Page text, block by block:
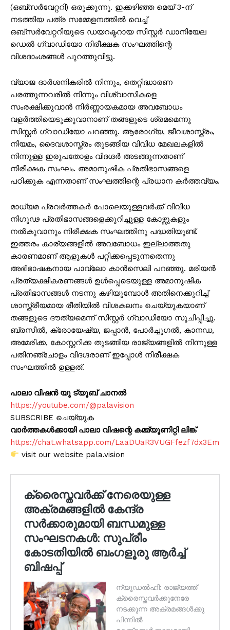
(ഒബ്സര്‍വേറ്ററി) ഒരുക്കുന്നു. ഇക്കഴിഞ്ഞ മെയ് 3-ന്
നടത്തിയ പത്ര സമ്മേളനത്തില്‍ വെച്ച്
ഒബ്സര്‍വേറ്ററിയുടെ ഡയറക്ടറായ സിസ്റ്റര്‍ ഡാനിയേല
ഡെല്‍ ഗ്വാഡിയോ നിരീക്ഷക സംഘത്തിന്റെ
വിശദാംശങ്ങള്‍ പുറത്തുവിട്ടു.
വ്യാജ ദാര്‍ശനികരില്‍ നിന്നും, തെറ്റിദ്ധാരണ
പരത്തുന്നവരില്‍ നിന്നും വിശ്വാസികളെ
സംരക്ഷിക്കുവാന്‍ നിര്‍ണ്ണായകമായ അവബോധം
വളര്‍ത്തിയെടുക്കുവാനാണ് തങ്ങളുടെ ശ്രമമെന്നു
സിസ്റ്റര്‍ ഗ്വാഡിയോ പറഞ്ഞു. ആരോഗ്യ, ജീവശാസ്ത്രം,
നിയമം, ദൈവശാസ്ത്രം തുടങ്ങിയ വിവിധ മേഖലകളില്‍
നിന്നുള്ള ഇരുപതോളം വിദഗ്ദര്‍ അടങ്ങുന്നതാണ്
നിരീക്ഷക സംഘം. അമാനുഷിക പ്രതിഭാസങ്ങളെ
പഠിക്കുക എന്നതാണ് സംഘത്തിന്റെ പ്രധാന കര്‍ത്തവ്യം.
മാധ്യമ പ്രവര്‍ത്തകര്‍ പോലെയുള്ളവര്‍ക്ക് വിവിധ
നിഗൂഢ പ്രതിഭാസങ്ങളെക്കുറിച്ചുള്ള കോഴ്സുകളും
നല്‍കുവാനും നിരീക്ഷക സംഘത്തിനു പദ്ധതിയുണ്ട്.
ഇത്തരം കാര്യങ്ങളില്‍ അവബോധം ഇല്ലാത്തതു
കാരണമാണ് ആളുകള്‍ പറ്റിക്കപ്പെടുന്നതെന്നു
അഭിഭാഷകനായ പാവ്ലോ കാന്‍സെലി പറഞ്ഞു. മരിയന്‍
പ്രത്യക്ഷീകരണങ്ങള്‍ ഉള്‍പ്പെടെയുള്ള അമാനുഷിക
പ്രതിഭാസങ്ങള്‍ നടന്നു കഴിയുമ്പോള്‍ അതിനെക്കുറിച്ച്
ശാസ്ത്രീയമായ രീതിയില്‍ വിശകലനം ചെയ്യുകയാണ്
തങ്ങളുടെ ദൗത്യമെന്ന്‍ സിസ്റ്റര്‍ ഗ്വാഡിയോ സൂചിപ്പിച്ചു.
ബ്രസീല്‍, ക്രോയേഷ്യ, ജപ്പാന്‍, പോര്‍ച്ചുഗല്‍, കാനഡ,
അമേരിക്ക, കോസ്റ്ററിക്ക തുടങ്ങിയ രാജ്യങ്ങളില്‍ നിന്നുള്ള
പതിനഞ്ചോളം വിദഗ്ദരാണ് ഇപ്പോള്‍ നിരീക്ഷക
സംഘത്തില്‍ ഉള്ളത്.
പാലാ വിഷൻ യൂ ട്യൂബ് ചാനൽ
https://youtube.com/@palavision
SUBSCRIBE ചെയ്യുക
വാർത്തകൾക്കായി പാലാ വിഷന്റെ കമ്മ്യൂണിറ്റി ലിങ്ക്
https://chat.whatsapp.com/LaaDUaR3VUGFfezf7dx3Em
visit our website pala.vision